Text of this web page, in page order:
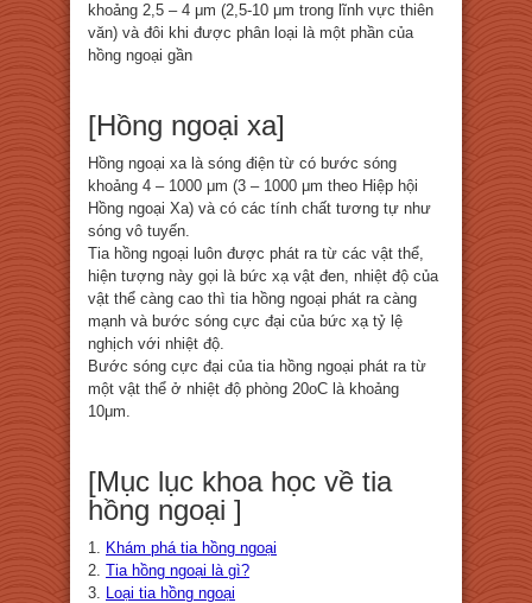
khoảng 2,5 – 4 μm (2,5-10 μm trong lĩnh vực thiên
văn) và đôi khi được phân loại là một phần của
hồng ngoại gần
[Hồng ngoại xa]
Hồng ngoại xa là sóng điện từ có bước sóng
khoảng 4 – 1000 μm (3 – 1000 μm theo Hiệp hội
Hồng ngoại Xa) và có các tính chất tương tự như
sóng vô tuyến.
Tia hồng ngoại luôn được phát ra từ các vật thể,
hiện tượng này gọi là bức xạ vật đen, nhiệt độ của
vật thể càng cao thì tia hồng ngoại phát ra càng
mạnh và bước sóng cực đại của bức xạ tỷ lệ
nghịch với nhiệt độ.
Bước sóng cực đại của tia hồng ngoại phát ra từ
một vật thể ở nhiệt độ phòng 20oC là khoảng
10μm.
[Mục lục khoa học về tia
hồng ngoại ]
1. Khám phá tia hồng ngoại
2. Tia hồng ngoại là gì?
3. Loại tia hồng ngoại